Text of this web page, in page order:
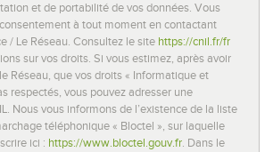
48,73 %
2 enfants
1,06 %
22,57 %
6,29 %
et de portabilité de vos données. Vous
à tout moment en contactant
/ Le Réseau. Consultez le site https://cnil.fr/fr
sur vos droits. Si vous estimez, après avoir
Réseau, que vos droits « Informatique et
respectés, vous pouvez adresser une
Nous vous informons de l’existence de la liste
téléphonique « Bloctel », sur laquelle
ici : https://www.bloctel.gouv.fr. Dans le